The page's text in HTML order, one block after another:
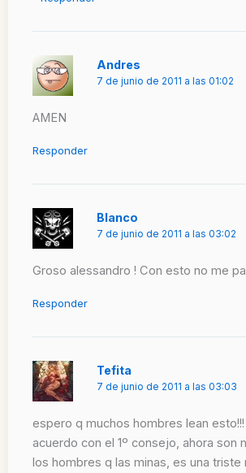
Andres
7 de junio de 2011 a las 01:02
AMEN
Responder
Blanco
7 de junio de 2011 a las 03:02
Groso alessandro ! Con esto no me
Responder
Tefita
7 de junio de 2011 a las 03:03
espero q muchos hombres lean
acuerdo con el 1º consejo, ahora son
los hombres q las minas, es una triste